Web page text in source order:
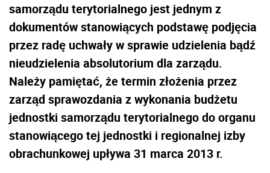
samorządu terytorialnego jest jednym z
dokumentów stanowiących podstawę podjęcia
przez radę uchwały w sprawie udzielenia bądź
nieudzielenia absolutorium dla zarządu.
Należy pamiętać, że termin złożenia przez
zarząd sprawozdania z wykonania budżetu
jednostki samorządu terytorialnego do organu
stanowiącego tej jednostki i regionalnej izby
obrachunkowej upływa 31 marca 2013 r.